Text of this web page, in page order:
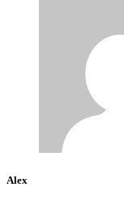
Alex